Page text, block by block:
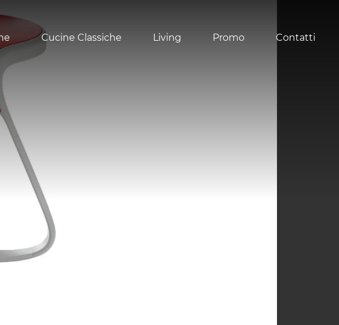
Cucine Classiche Living Promo Contatti